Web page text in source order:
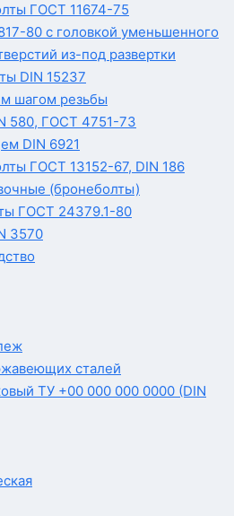
ГОСТ 11674-75
80 с головкой уменьшенного
из-под развертки
DIN 15237
шагом резьбы
580, ГОСТ 4751-73
DIN 6921
ГОСТ 13152-67, DIN 186
(бронеболты)
ГОСТ 24379.1-80
3570
сталей
ТУ +00 000 000 0000 (DIN